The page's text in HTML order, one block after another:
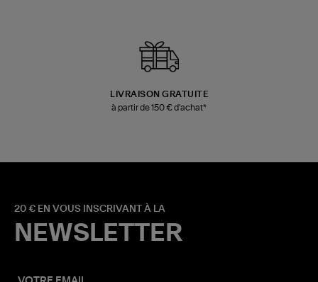
LIVRAISON GRATUITE
à partir de 150 € d'achat*
20 € EN VOUS INSCRIVANT À LA
NEWSLETTER